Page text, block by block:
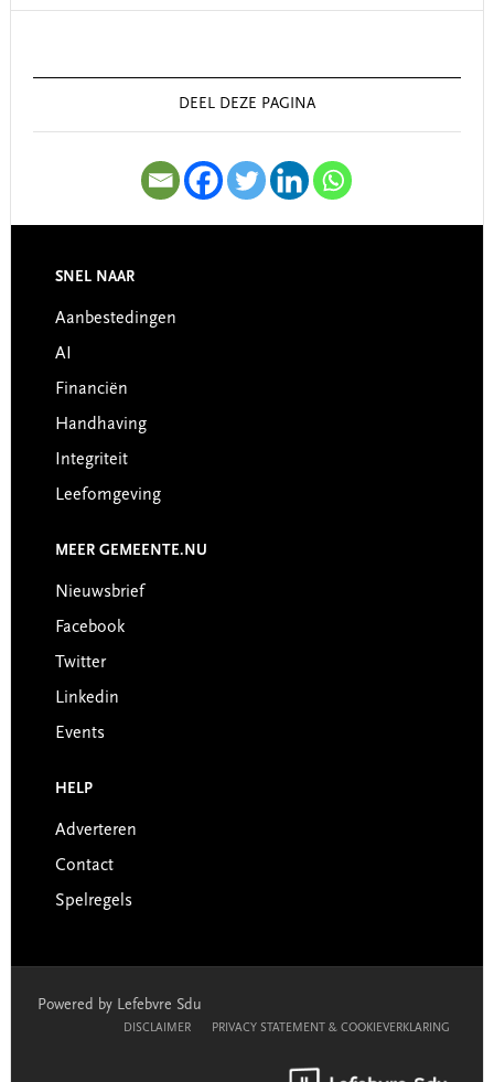
Sidebar
DEEL DEZE PAGINA
Footer
SNEL NAAR
Aanbestedingen
AI
Financiën
Handhaving
Integriteit
Leefomgeving
MEER GEMEENTE.NU
Nieuwsbrief
Facebook
Twitter
Linkedin
Events
HELP
Adverteren
Contact
Spelregels
Powered by Lefebvre Sdu
DISCLAIMER PRIVACY STATEMENT & COOKIEVERKLARING